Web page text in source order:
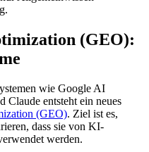
(GEO):
wie Google AI
Claude entsteht ein neues
(GEO). Ziel ist es,
dass sie von KI-
werden.